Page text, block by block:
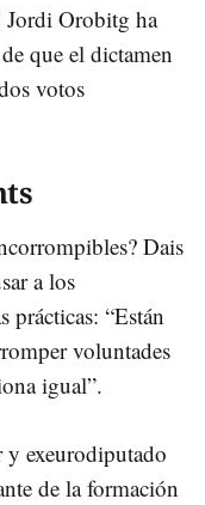
Jordi Orobitg ha
que el dictamen
votos
Dais
a los
prácticas: “Están
voluntades
igual”.
y exeurodiputado
de la formación